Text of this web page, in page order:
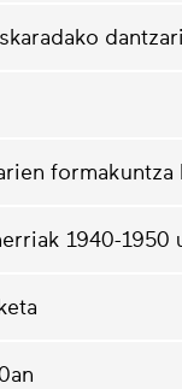
formakuntza
1940-1950